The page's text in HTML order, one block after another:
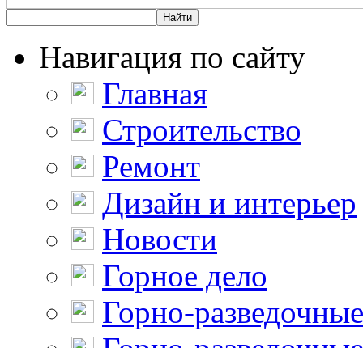
Навигация по сайту
Главная
Строительство
Ремонт
Дизайн и интерьер
Новости
Горное дело
Горно-